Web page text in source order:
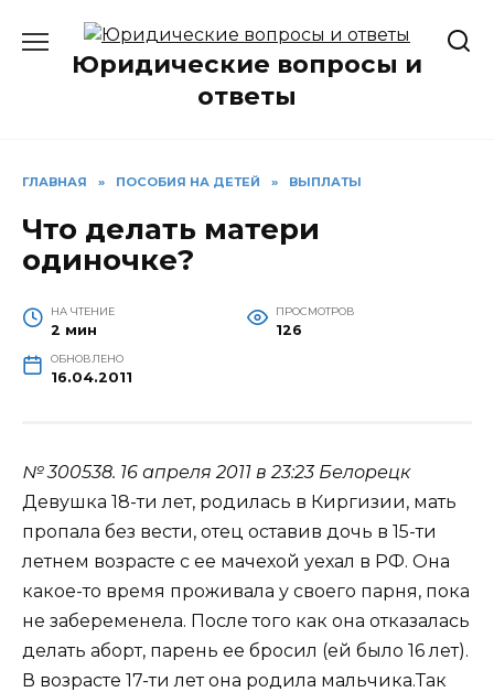
содержаниюЮридические вопросы и
ответы
ГЛАВНАЯ » ПОСОБИЯ НА ДЕТЕЙ » ВЫПЛАТЫ
Что делать матери
одиночке?
НА ЧТЕНИЕ
2 мин
ПРОСМОТРОВ
126
ОБНОВЛЕНО
16.04.2011
№ 300538. 16 апреля 2011 в 23:23 Белорецк
Девушка 18-ти лет, родилась в Киргизии, мать
пропала без вести, отец оставив дочь в 15-ти
летнем возрасте с ее мачехой уехал в РФ. Она
какое-то время проживала у своего парня, пока
не забеременела. После того как она отказалась
делать аборт, парень ее бросил (ей было 16 лет).
В возрасте 17-ти лет она родила мальчика.Так